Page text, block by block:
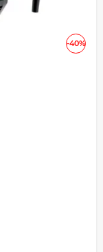
-40%